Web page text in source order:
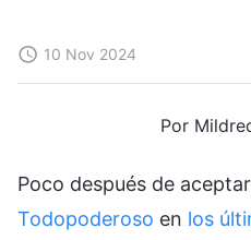
10 Nov 2024
Por
Poco después de
Todopoderoso en los